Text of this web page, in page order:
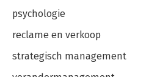
psychologie
reclame en verkoop
strategisch management